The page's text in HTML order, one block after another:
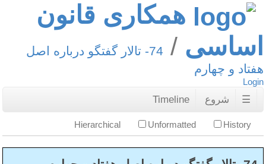
همکاری قانون
اساسی
74- تالار گفتگو درباره اصل
هفتاد و چهارم
Login
☰ شروع Timeline
Hierarchical Unformatted History